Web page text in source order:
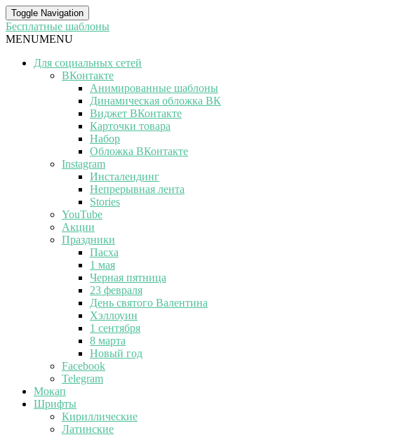
Toggle Navigation
Бесплатные шаблоны
MENUMENU
Для социальных сетей
ВКонтакте
Анимированные шаблоны
Динамическая обложка ВК
Виджет ВКонтакте
Карточки товара
Набор
Обложка ВКонтакте
Instagram
Инсталендинг
Непрерывная лента
Stories
YouTube
Акции
Праздники
Пасха
1 мая
Черная пятница
23 февраля
День святого Валентина
Хэллоуин
1 сентября
8 марта
Новый год
Facebook
Telegram
Мокап
Шрифты
Кириллические
Латинские